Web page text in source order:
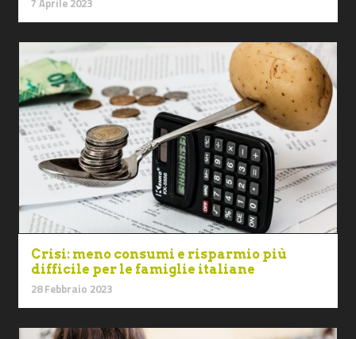
Crisi: meno consumi e risparmio più
difficile per le famiglie italiane
28 Febbraio 2023